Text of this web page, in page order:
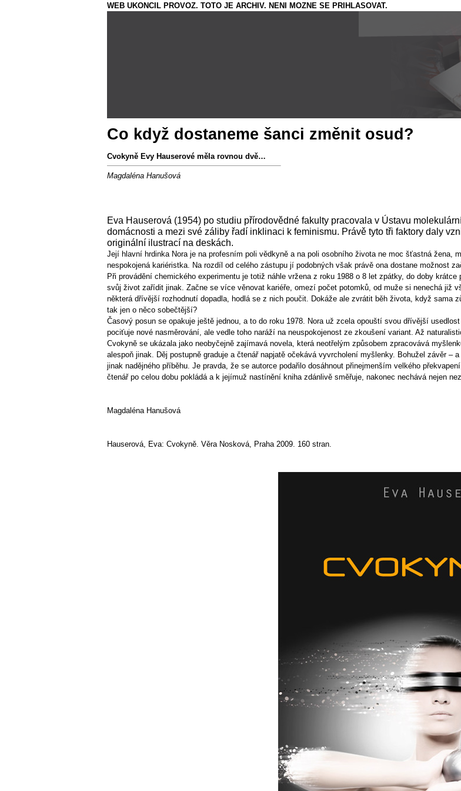
WEB UKONCIL PROVOZ. TOTO JE ARCHIV. NENI MOZNE SE PRIHLASOVAT.
Co když dostaneme šanci změnit osud?
Cvokyně Evy Hauserové měla rovnou dvě…
Magdaléna Hanušová
Eva Hauserová (1954) po studiu přírodovědné fakulty pracovala v Ústavu
domácnosti a mezi své záliby řadí inklinaci k feminismu. Právě tyto tři faktory daly
originální ilustrací na deskách.
Její hlavní hrdinka Nora je na profesním poli vědkyně a na poli osobního života ne moc šťastná žena,
nespokojená kariéristka. Na rozdíl od celého zástupu jí podobných však právě ona dostane možnost
Při provádění chemického experimentu je totiž náhle vržena z roku 1988 o 8 let zpátky, do doby
svůj život zařídit jinak. Začne se více věnovat kariéře, omezí počet potomků, od muže si nenechá již
některá dřívější rozhodnutí dopadla, hodlá se z nich poučit. Dokáže ale zvrátit běh života, když sama
tak jen o něco sobečtější?
Časový posun se opakuje ještě jednou, a to do roku 1978. Nora už zcela opouští svou dřívější
pociťuje nové nasměrování, ale vedle toho naráží na neuspokojenost ze zkoušení variant. Až
Cvokyně se ukázala jako neobyčejně zajímavá novela, která neotřelým způsobem zpracovává
alespoň jinak. Děj postupně graduje a čtenář napjatě očekává vyvrcholení myšlenky. Bohužel závěr –
jinak nadějného příběhu. Je pravda, že se autorce podařilo dosáhnout přinejmenším velkého
čtenář po celou dobu pokládá a k jejímuž nastínění kniha zdánlivě směřuje, nakonec nechává nejen
Magdaléna Hanušová
Hauserová, Eva: Cvokyně. Věra Nosková, Praha 2009. 160 stran.